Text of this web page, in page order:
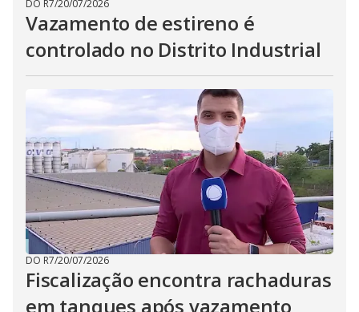
DO R7/20/07/2026
Vazamento de estireno é
controlado no Distrito Industrial
DO R7/20/07/2026
Fiscalização encontra rachaduras
em tanques após vazamento